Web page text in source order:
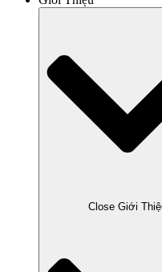
Close Giới